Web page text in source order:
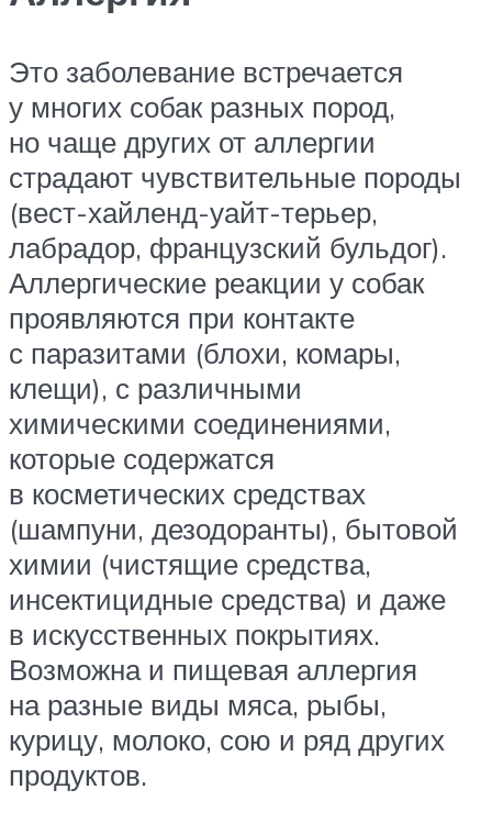
Это заболевание встречается
у многих собак разных пород,
но чаще других от аллергии
страдают чувствительные породы
(вест-хайленд-уайт-терьер,
лабрадор, французский бульдог).
Аллергические реакции у собак
проявляются при контакте
с паразитами (блохи, комары,
клещи), с различными
химическими соединениями,
которые содержатся
в косметических средствах
(шампуни, дезодоранты), бытовой
химии (чистящие средства,
инсектицидные средства) и даже
в искусственных покрытиях.
Возможна и пищевая аллергия
на разные виды мяса, рыбы,
курицу, молоко, сою и ряд других
продуктов.